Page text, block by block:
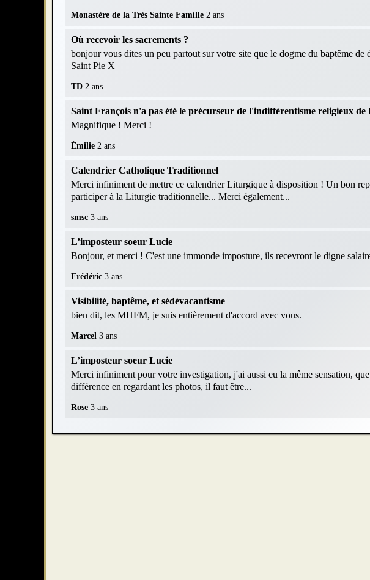
Monastère de la Très Sainte Famille 2 ans
Où recevoir les sacrements ?
bonjour vous dites un peu partout sur votre site que le dogme du baptême
Saint Pie X
TD 2 ans
Saint François n'a pas été le précurseur de l'indifférentisme religieux de
Magnifique ! Merci !
Émilie 2 ans
Calendrier Catholique Traditionnel
Merci infiniment de mettre ce calendrier Liturgique à disposition ! Un bon
participer à la Liturgie traditionnelle... Merci également...
smsc 3 ans
L’imposteur soeur Lucie
Bonjour, et merci ! C'est une immonde imposture, ils recevront le digne
Frédéric 3 ans
Visibilité, baptême, et sédévacantisme
bien dit, les MHFM, je suis entièrement d'accord avec vous.
Marcel 3 ans
L’imposteur soeur Lucie
Merci infiniment pour votre investigation, j'ai aussi eu la même sensation,
différence en regardant les photos, il faut être...
Rose 3 ans